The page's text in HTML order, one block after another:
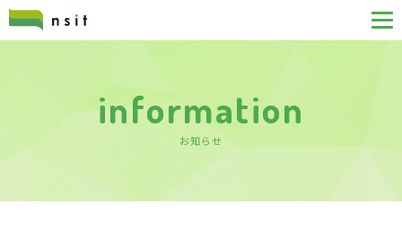
information
お知らせ